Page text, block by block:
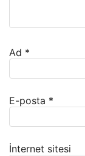
Ad *
E-posta *
İnternet sitesi